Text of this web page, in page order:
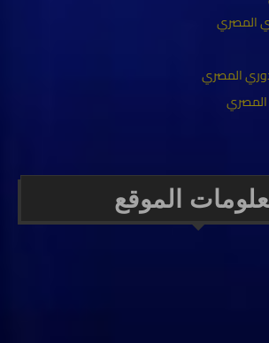
المصري
المصري
المصري
الموقع